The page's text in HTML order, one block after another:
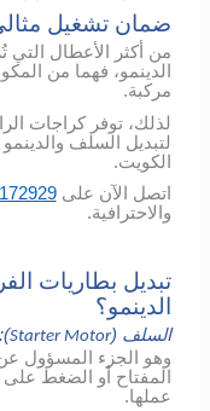
ضمان تشغيل
من أكثر الأعطال
الدينمو، فهما من
مركبة.
لذلك، توفر كراجات
لتبديل السلف
الكويت.
اتصل الآن على
والاحترافية.
تبديل بطاريات
الدينمو؟
السلف (Starter Motor
):
وهو الجزء المسؤول
المفتاح أو الضغط على
عملها.